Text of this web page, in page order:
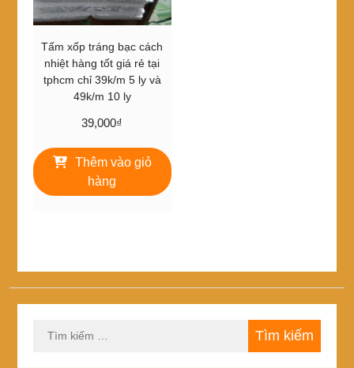
Tấm xốp tráng bạc cách
nhiệt hàng tốt giá rẻ tại
tphcm chỉ 39k/m 5 ly và
49k/m 10 ly
39,000₫
Thêm vào giỏ
hàng
kiếm